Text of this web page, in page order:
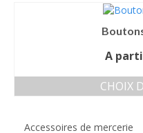
A
CHOIX
Accessoires de mercerie